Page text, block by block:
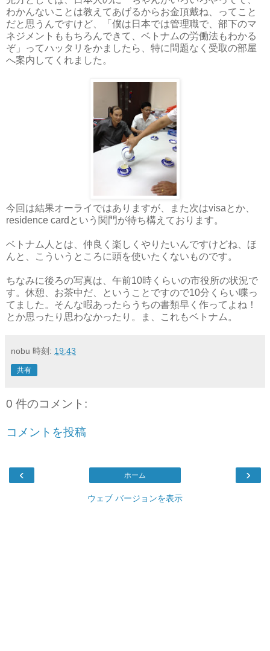
わかんないことは教えてあげるからお金頂戴ね、ってこと
だと思うんですけど、「僕は日本では管理職で、部下のマ
ネジメントももちろんできて、ベトナムの労働法もわかる
ぞ」ってハッタリをかましたら、特に問題なく受取の部屋
へ案内してくれました。
今回は結果オーライではありますが、また次はvisaとか、
residence cardという関門が待ち構えております。
ベトナム人とは、仲良く楽しくやりたいんですけどね、ほ
んと、こういうところに頭を使いたくないものです。
ちなみに後ろの写真は、午前10時くらいの市役所の状況で
す。休憩、お茶中だ、ということですので10分くらい喋っ
てました。そんな暇あったらうちの書類早く作ってよね！
とか思ったり思わなかったり。ま、これもベトナム。
nobu 時刻: 19:43
共有
0 件のコメント:
コメントを投稿
‹ ›
ホーム
ウェブ バージョンを表示